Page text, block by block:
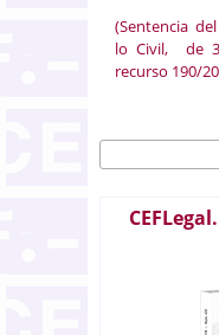
(Sentencia
lo Civil, de
recurso 190/
Buscar